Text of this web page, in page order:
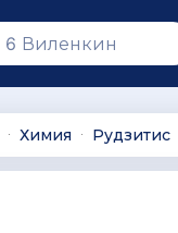
∙ Химия ∙ Рудзитис